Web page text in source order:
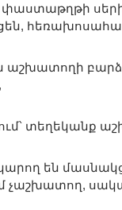
տեղեկանք
են
չաշխատող,